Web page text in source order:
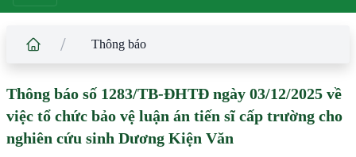
/ Thông báo
Thông báo số 1283/TB-ĐHTĐ ngày 03/12/2025 về
việc tổ chức bảo vệ luận án tiến sĩ cấp trường cho
nghiên cứu sinh Dương Kiện Văn